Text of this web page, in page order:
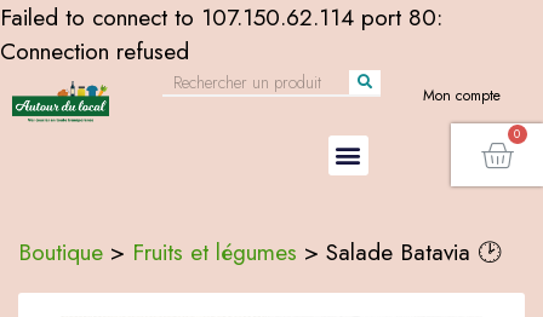
Failed to connect to 107.150.62.114 port 80:
Connection refused
Mon compte
Boutique > Fruits et légumes > Salade Batavia 🕑